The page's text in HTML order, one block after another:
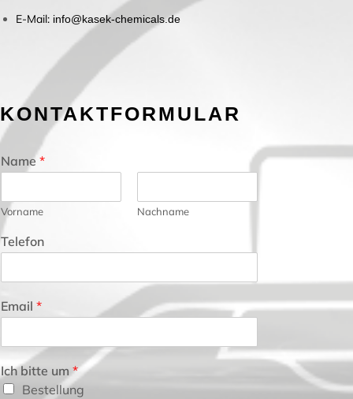
E-Mail: info@kasek-chemicals.de
KONTAKTFORMULAR
Name *
Vorname Nachname
Telefon
Email *
Ich bitte um *
Bestellung